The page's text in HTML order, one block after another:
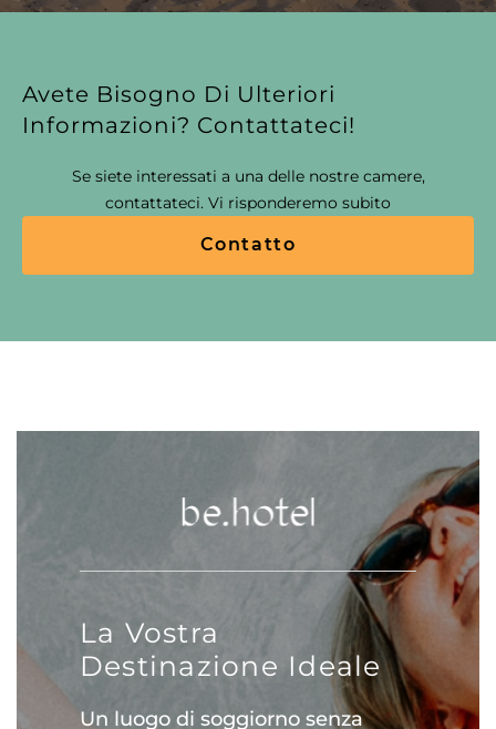
Avete Bisogno Di Ulteriori
Informazioni? Contattateci!
Se siete interessati a una delle nostre camere,
contattateci. Vi risponderemo subito
Contatto
La Vostra
Destinazione Ideale
Un luogo di soggiorno senza